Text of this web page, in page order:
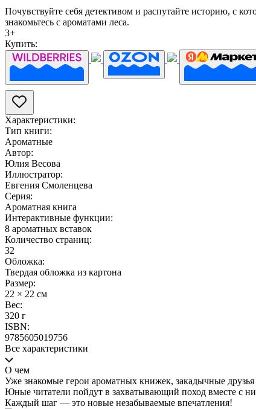
Почувствуйте себя детективом и распутайте историю, с
знакомьтесь с ароматами леса.
3+
Купить:
Характеристики:
Тип книги:
Ароматные
Автор:
Юлия Весова
Иллюстратор:
Евгения Смоленцева
Серия:
Ароматная книга
Интерактивные функции:
8 ароматных вставок
Количество страниц:
32
Обложка:
Твердая обложка из картона
Размер:
22 × 22 см
Вес:
320 г
ISBN:
9785605019756
Все характеристики
О чем
Уже знакомые герои ароматных книжек, закадычные
Юные читатели пойдут в захватывающий поход вместе с
Каждый шаг — это новые незабываемые впечатления!